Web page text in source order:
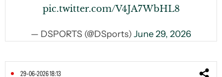
pic.twitter.com/V4JA7WbHL8
— DSPORTS (@DSports) June 29, 2026
29-06-2026 18:13